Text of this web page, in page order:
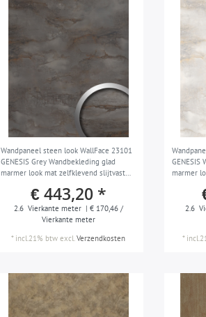
Wandpaneel steen look WallFace 23101
GENESIS Grey Wandbekleding glad
marmer look mat zelfklevend slijtvast
€ 443,20 *
2.6 Vierkante meter | € 170,46 /
Vierkante meter
* incl.21% btw excl.Verzendkosten
GENESIS
marmer
2.6
*